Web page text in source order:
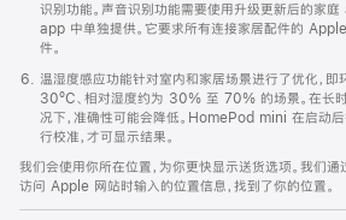
识别功能。声音识别功能需要使用升级更新后的家庭
app 中单独提供。它要求所有连接家居配件的
件。
温湿度感应功能针对室内和家居场景进行了优化，
30ºC、相对湿度约为 30% 至 70% 的场景。在长
况下，准确性可能会降低。HomePod mini 在启动
行校准，才可显示结果。
我们会使用你所在位置，为你更快显示送货选项。我们
访问 Apple 网站时输入的位置信息，找到了你的位置。